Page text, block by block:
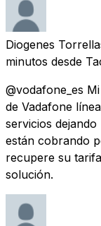
Diogenes
minutos desde
@vodafone_es
de Vadafone
servicios
están cobrando
recupere su
solución.